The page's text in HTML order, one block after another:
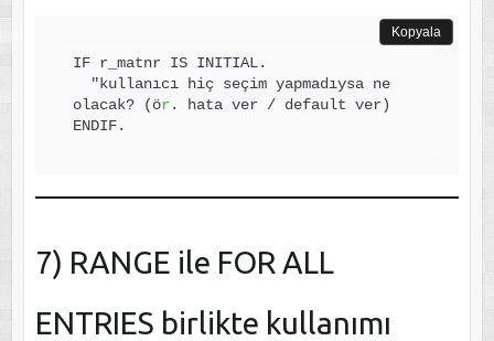
IF r_matnr IS INITIAL.
olacak? (ör . hata ver / default ver)
ENDIF.
Kopyala
7) RANGE ile FOR ALL
ENTRIES birlikte kullanımı